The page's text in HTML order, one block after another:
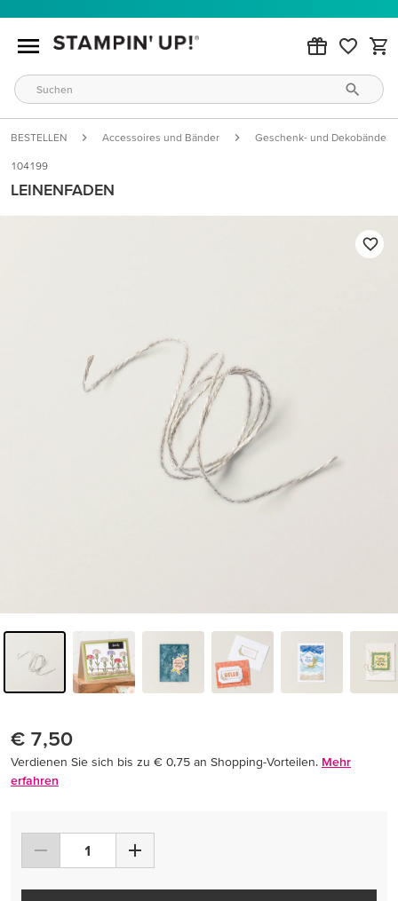
BESTELLEN Accessoires und Bänder Geschenk- und Dekobänder
104199
LEINENFADEN
€ 7,50
Verdienen Sie sich bis zu € 0,75 an Shopping-Vorteilen. Mehr
erfahren